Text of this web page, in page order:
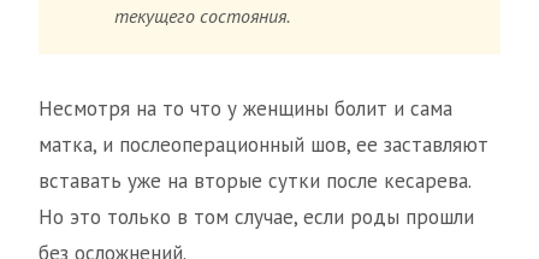
текущего состояния.
Несмотря на то что у женщины болит и сама
матка, и послеоперационный шов, ее заставляют
вставать уже на вторые сутки после кесарева.
Но это только в том случае, если роды прошли
без осложнений.